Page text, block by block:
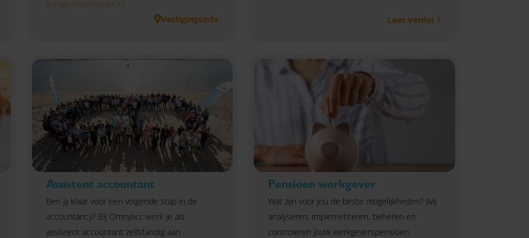
schagen@omnyacc.nl
Vestigingsinfo
Lees verder
Assistent accountant
Ben jij klaar voor een volgende stap in de
accountancy? Bij Omnyacc werk je als
assistent accountant zelfstandig aan
Pensioen werkgever
Wat zijn voor jou de beste mogelijkheden? Wij
analyseren, implementeren, beheren en
controleren jouw werkgeverspensioen.